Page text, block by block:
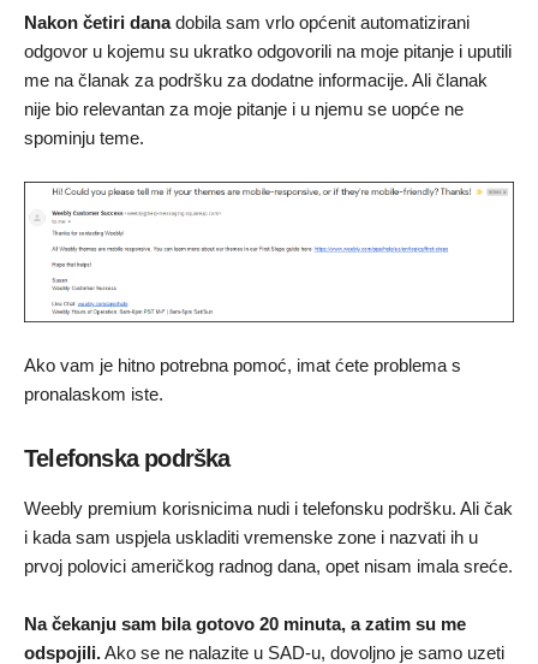
Nakon četiri danadobila sam vrlo općenit automatizirani
odgovor u kojemu su ukratko odgovorili na moje pitanje i uputili
me na članak za podršku za dodatne informacije. Ali članak
nije bio relevantan za moje pitanje i u njemu se uopće ne
spominju teme.
Ako vam je hitno potrebna pomoć, imat ćete problema s
pronalaskom iste.
Telefonska podrška
Weebly premium korisnicima nudi i telefonsku podršku. Ali čak
i kada sam uspjela uskladiti vremenske zone i nazvati ih u
prvoj polovici američkog radnog dana, opet nisam imala sreće.
Na čekanju sam bila gotovo 20 minuta, a zatim su me
odspojili.Ako se ne nalazite u SAD-u, dovoljno je samo uzeti